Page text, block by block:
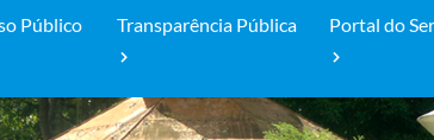
Público Transparência Pública Portal do